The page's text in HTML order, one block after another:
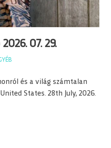
07. 29.
és a világ számtalan
States. 28th July, 2026.